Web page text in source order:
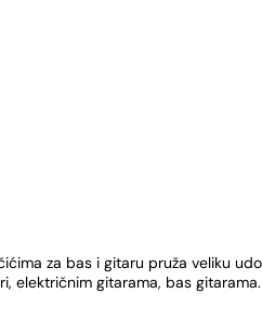
za bas i gitaru pruža veliku
električnim gitarama, bas